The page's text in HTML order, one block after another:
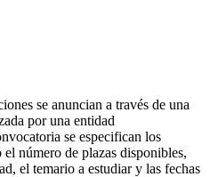
se anuncian a través de una
por una entidad
se especifican los
número de plazas disponibles,
el temario a estudiar y las fechas